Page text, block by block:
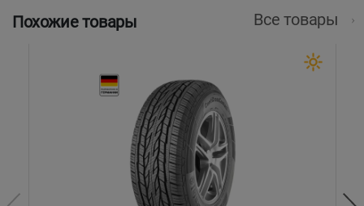
Похожие товары Все товары